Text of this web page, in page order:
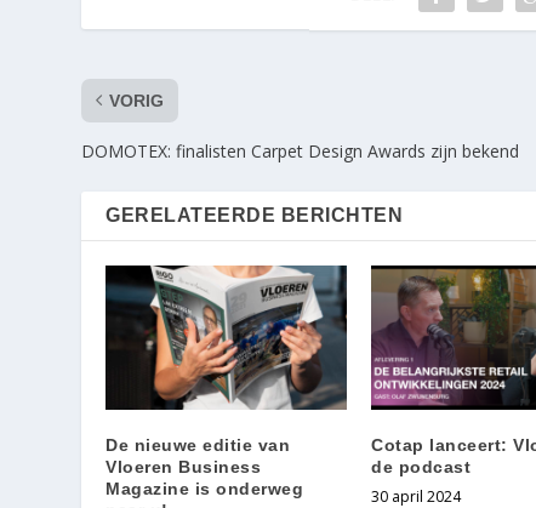
VORIG
DOMOTEX: finalisten Carpet Design Awards zijn bekend
GERELATEERDE BERICHTEN
De nieuwe editie van
Vloeren Business
Magazine is onderweg
Cotap lanceert:
de podcast
30 april 2024